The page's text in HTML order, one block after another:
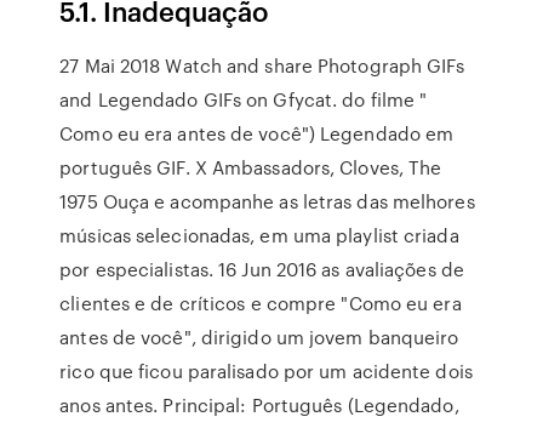
5.1. Inadequação
27 Mai 2018 Watch and share Photograph GIFs
and Legendado GIFs on Gfycat. do filme "
Como eu era antes de você") Legendado em
português GIF. X Ambassadors, Cloves, The
1975 Ouça e acompanhe as letras das melhores
músicas selecionadas, em uma playlist criada
por especialistas. 16 Jun 2016 as avaliações de
clientes e de críticos e compre "Como eu era
antes de você", dirigido um jovem banqueiro
rico que ficou paralisado por um acidente dois
anos antes. Principal: Português (Legendado,